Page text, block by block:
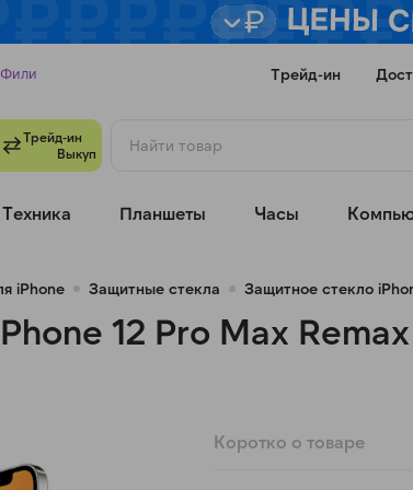
Фили Трейд-ин
Трейд-ин
Выкуп
Планшеты Часы
iPhone Защитные стекла Защитное стекло
12 Pro Max Remax
Коротко о товаре
Для клиентов всех банков
на частибез